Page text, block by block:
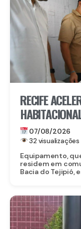
RECIFE
80 NOVAS
07/08/2026
32 visualizações
Equipamento,
residem em
Bacia do Tejipió,